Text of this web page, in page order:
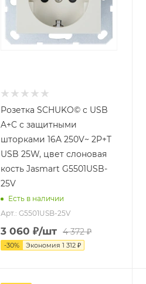
Розетка SCHUKO© с USB
A+C с защитными
шторками 16A 250V~ 2P+T
USB 25W, цвет слоновая
кость Jasmart G5501USB-
25V
Есть в наличии
Арт.: G5501USB-25V
3 060 ₽/шт 4 372₽
-30% Экономия1 312 ₽